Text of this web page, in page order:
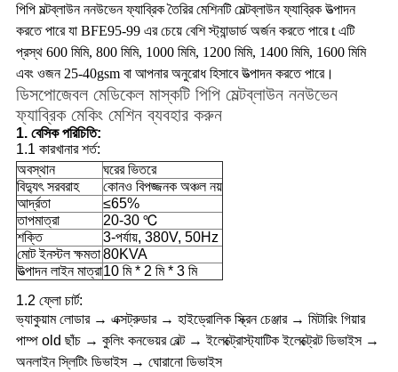
পিপি মল্টব্লাউন ননউভেন ফ্যাব্রিক তৈরির মেশিনটি মেল্টব্লাউন ফ্যাব্রিক উত্পাদন
করতে পারে যা BFE95-99 এর চেয়ে বেশি স্ট্যান্ডার্ড অর্জন করতে পারে t এটি
প্রস্থ 600 মিমি, 800 মিমি, 1000 মিমি, 1200 মিমি, 1400 মিমি, 1600 মিমি
এবং ওজন 25-40gsm বা আপনার অনুরোধ হিসাবে উত্পাদন করতে পারে।
ডিসপোজেবল মেডিকেল মাস্কটি পিপি মেল্টব্লাউন ননউভেন
ফ্যাব্রিক মেকিং মেশিন ব্যবহার করুন
1. বেসিক পরিচিতি:
1.1 কারখানার শর্ত:
অবস্থান
ঘরের ভিতরে
বিদ্যুৎ সরবরাহ
কোনও বিপজ্জনক অঞ্চল নয়
আর্দ্রতা
≤65%
তাপমাত্রা
20-30 ℃
শক্তি
3-পর্যায়, 380V, 50Hz
মোট ইনস্টল ক্ষমতা80KVA
উত্পাদন লাইন মাত্রা10 মি * 2 মি * 3 মি
1.2 ফ্লো চার্ট:
ভ্যাকুয়াম লোডার → এক্সট্রুডার → হাইড্রোলিক স্ক্রিন চেঞ্জার → মিটারিং গিয়ার
পাম্প old ছাঁচ → কুলিং কনভেয়র বেল্ট → ইলেক্ট্রোস্ট্যাটিক ইলেক্ট্রেট ডিভাইস →
অনলাইন স্লিটিং ডিভাইস → ঘোরানো ডিভাইস